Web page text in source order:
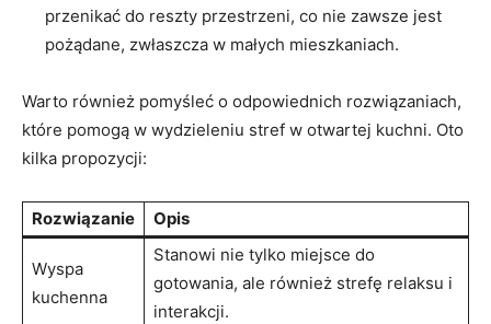
przenikać do reszty przestrzeni, co nie zawsze jest
pożądane, zwłaszcza w małych mieszkaniach.
Warto również pomyśleć o odpowiednich rozwiązaniach,
które pomogą w wydzieleniu stref w otwartej kuchni. Oto
kilka propozycji:
Rozwiązanie Opis
Wyspa
kuchenna
Stanowi nie tylko miejsce do
gotowania, ale również strefę relaksu i
interakcji.